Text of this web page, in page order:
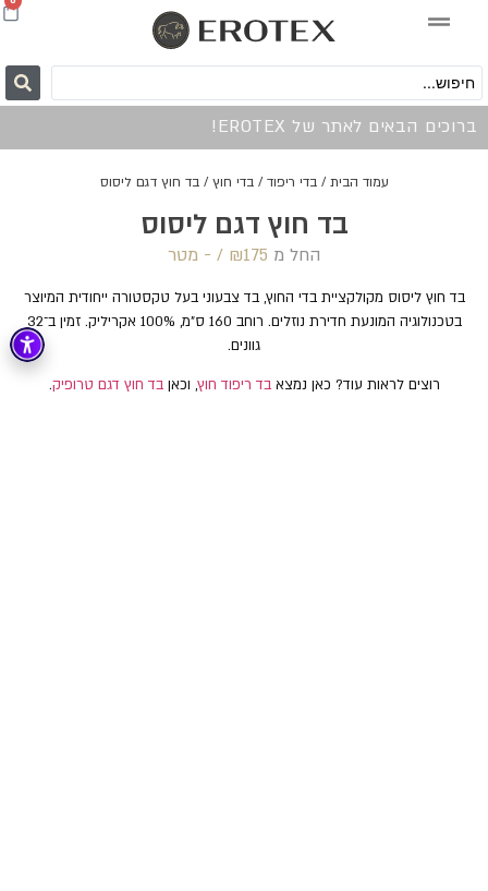
ברוכים הבאים לאתר של EROTEX!
עמוד הבית /בדי ריפוד /בדי חוץ / בד חוץ דגם ליסוס
בד חוץ דגם ליסוס
החל מ ₪175 /‏‏‎ ‎- מטר
בד חוץ ליסוס מקולקציית בדי החוץ, בד צבעוני בעל טקסטורה ייחודית המיוצר
בטכנולוגיה המונעת חדירת נוזלים. רוחב 160 ס"מ, 100% אקריליק. זמין ב־32
גוונים.
רוצים לראות עוד? כאן נמצאבד ריפוד חוץ, וכאןבד חוץ דגם טרופיק.